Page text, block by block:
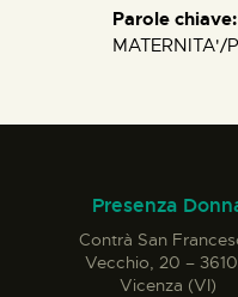
Parole chiave:
MATERNITA'/
Presenza
Contrà San
Vecchio, 20 –
Vicenza (VI)